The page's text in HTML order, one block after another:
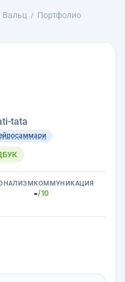
Вальц
Портфолио
tata
КОММУНИКАЦИЯ
-/10